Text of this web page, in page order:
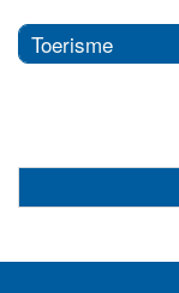
Toerisme